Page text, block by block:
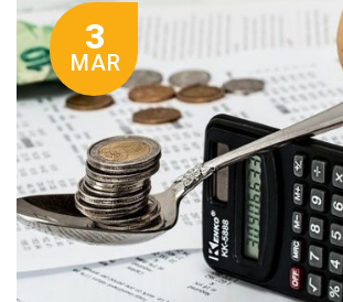
3
MAR